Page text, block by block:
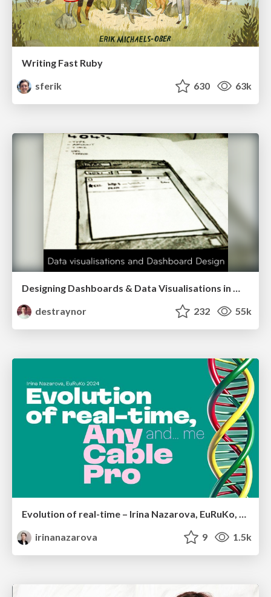
Writing Fast Ruby
sferik
630 63k
Designing Dashboards & Data Visualisations in Web Apps
destraynor
232 55k
irinanazarova
9 1.5k